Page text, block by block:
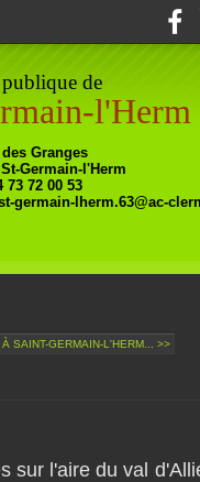
de
l'Herm
des Granges
St-Germain-l'Herm
00 53
germain-lherm.63@ac-
SAINT-GERMAIN-L'HERM... >>
sur l'aire du val